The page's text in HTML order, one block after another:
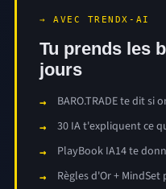
→ AVEC TRENDX-AI
Tu prends les
jours
BARO.TRADE te dit si
30 IA t'expliquent ce
PlayBook IA14 te
Règles d'Or +